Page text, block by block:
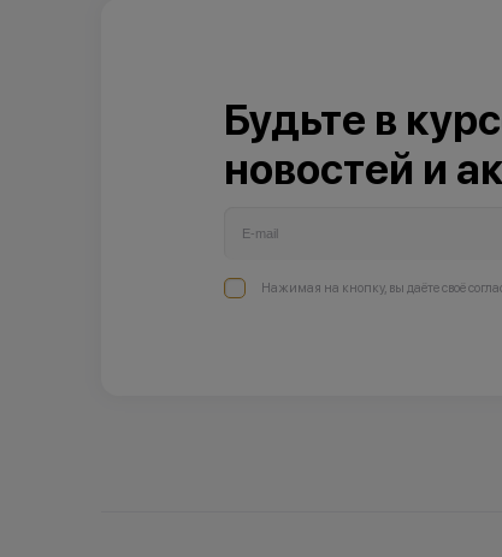
Будьте в
новостей и
Нажимая на кнопку, вы даёте своё